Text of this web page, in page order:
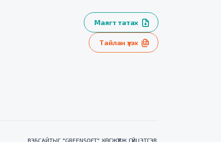
Маягт татах
Тайлан үзэх
ВЭБСАЙТЫГ "GREENSOFT" ХӨГЖҮҮЛЖ ГҮЙЦЭТГЭВ.